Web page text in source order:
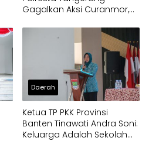
Gagalkan Aksi Curanmor,
Daerah
Ketua TP PKK Provinsi
Banten Tinawati Andra Soni:
Keluarga Adalah Sekolah